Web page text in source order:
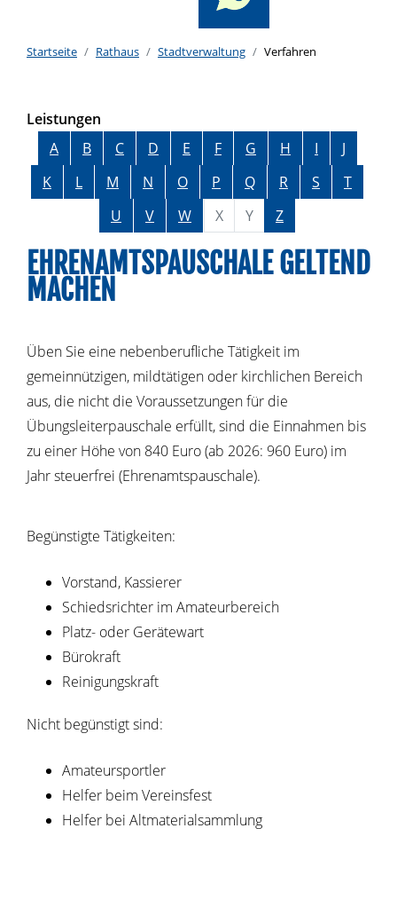
Startseite Rathaus Stadtverwaltung Verfahren
Leistungen
Alphabetisches Register überspringen
A B C D E F G H I
J
K
L M N O P Q R S
T
U
V W X Y Z
EHRENAMTSPAUSCHALE GELTEND
MACHEN
Üben Sie eine nebenberufliche Tätigkeit im
gemeinnützigen, mildtätigen oder kirchlichen Bereich
aus, die nicht die Voraussetzungen für die
Übungsleiterpauschale erfüllt, sind die Einnahmen bis
zu einer Höhe von 840 Euro (ab 2026: 960 Euro) im
Jahr steuerfrei (Ehrenamtspauschale).
Begünstigte Tätigkeiten:
Vorstand, Kassierer
Schiedsrichter im Amateurbereich
Platz- oder Gerätewart
Bürokraft
Reinigungskraft
Nicht begünstigt sind:
Amateursportler
Helfer beim Vereinsfest
Helfer bei Altmaterialsammlung